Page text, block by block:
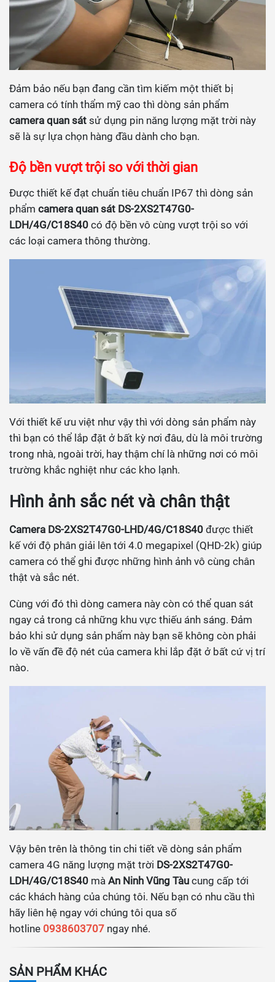
Đảm bảo nếu bạn đang cần tìm kiếm một thiết bị
camera có tính thẩm mỹ cao thì dòng sản phẩm
camera quan sát sử dụng pin năng lượng mặt trời này
sẽ là sự lựa chọn hàng đầu dành cho bạn.
Độ bền vượt trội so với thời gian
Được thiết kế đạt chuẩn tiêu chuẩn IP67 thì dòng sản
phẩm camera quan sát DS-2XS2T47G0-
LDH/4G/C18S40 có độ bền vô cùng vượt trội so với
các loại camera thông thường.
Với thiết kế ưu việt như vậy thì với dòng sản phẩm này
thì bạn có thể lắp đặt ở bất kỳ nơi đâu, dù là môi trường
trong nhà, ngoài trời, hay thậm chí là những nơi có môi
trường khắc nghiệt như các kho lạnh.
Hình ảnh sắc nét và chân thật
Camera DS-2XS2T47G0-LHD/4G/C18S40 được thiết
kế với độ phân giải lên tới 4.0 megapixel (QHD-2k) giúp
camera có thể ghi được những hình ảnh vô cùng chân
thật và sắc nét.
Cùng với đó thì dòng camera này còn có thể quan sát
ngay cả trong cả những khu vực thiếu ánh sáng. Đảm
bảo khi sử dụng sản phẩm này bạn sẽ không còn phải
lo về vấn đề độ nét của camera khi lắp đặt ở bất cứ vị trí
nào.
Vậy bên trên là thông tin chi tiết về dòng sản phẩm
camera 4G năng lượng mặt trời DS-2XS2T47G0-
LDH/4G/C18S40 mà An Ninh Vũng Tàu cung cấp tới
các khách hàng của chúng tôi. Nếu bạn có nhu cầu thì
hãy liên hệ ngay với chúng tôi qua số
hotline 0938603707 ngay nhé.
SẢN PHẨM KHÁC